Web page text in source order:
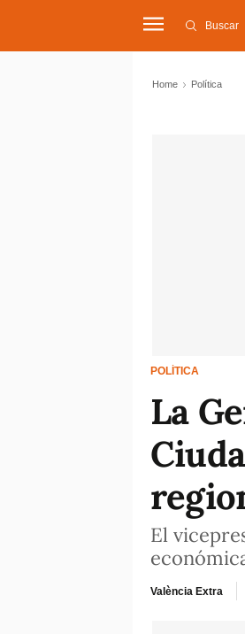
Buscar
Home Política
POLÍTICA
La
El
València Extra